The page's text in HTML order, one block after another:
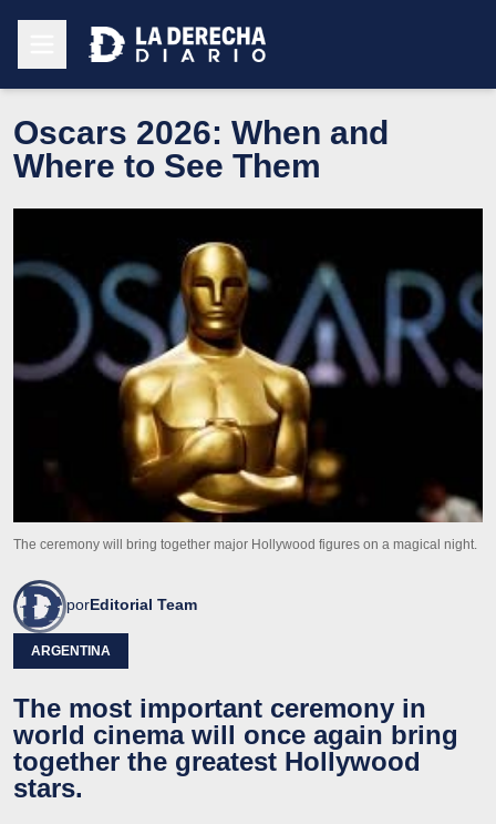
Oscars 2026: When and
Where to See Them
The ceremony will bring together major Hollywood figures on a magical night.
porEditorial Team
ARGENTINA
The most important ceremony in
world cinema will once again bring
together the greatest Hollywood
stars.